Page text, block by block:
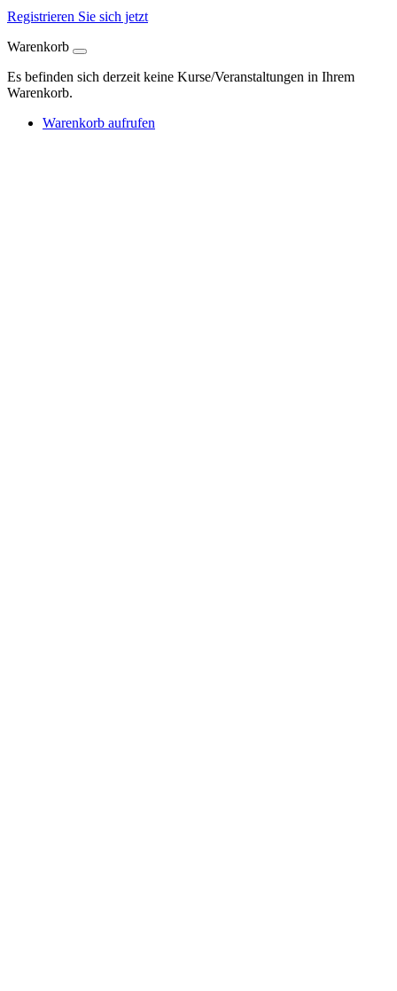
Registrieren Sie sich jetzt
Warenkorb
Es befinden sich derzeit keine Kurse/Veranstaltungen in Ihrem
Warenkorb.
Warenkorb aufrufen